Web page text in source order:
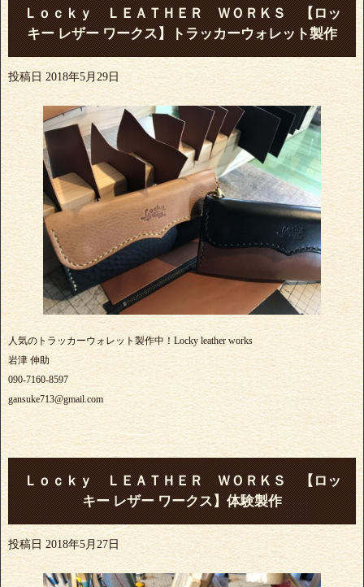
Ｌｏｃｋｙ ＬＥＡＴＨＥＲ ＷＯＲＫＳ 【ロッ
キー レザー ワークス】トラッカーウォレット製作
投稿日 2018年5月29日
人気のトラッカーウォレット製作中！Locky leather works
岩津 伸助
090-7160-8597
gansuke713@gmail.com
Ｌｏｃｋｙ ＬＥＡＴＨＥＲ ＷＯＲＫＳ 【ロッ
キー レザー ワークス】体験製作
投稿日 2018年5月27日